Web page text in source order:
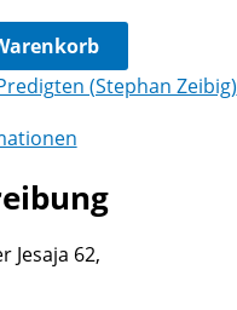
(Stephan Zeibig)
Jesaja 62,